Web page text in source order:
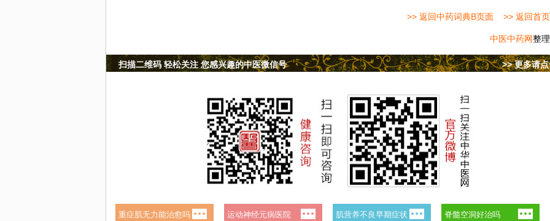
>> 返回中药词典B页面 >> 返回首页
中医中药网整理
>> 更多请
扫描二维码 轻松关注 您感兴趣的中医微信号